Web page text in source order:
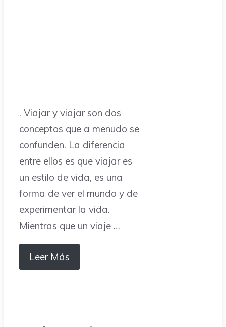
. Viajar y viajar son dos
conceptos que a menudo se
confunden. La diferencia
entre ellos es que viajar es
un estilo de vida, es una
forma de ver el mundo y de
experimentar la vida.
Mientras que un viaje …
Leer Más